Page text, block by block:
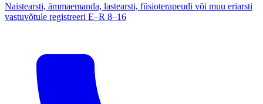
Naistearsti, ämmaemanda, lastearsti, füsioterapeudi või muu eriarsti
vastuvõtule registreeri E–R 8–16